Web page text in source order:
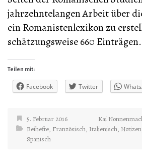
jahrzehntelangen Arbeit über
ein Romanistenlexikon zu
schätzungsweise 660
Teilen mit:
Facebook Twitter
5. Februar 2016
Kai
Beihefte, Französisch, Italienisch, Notizen
Spanisch